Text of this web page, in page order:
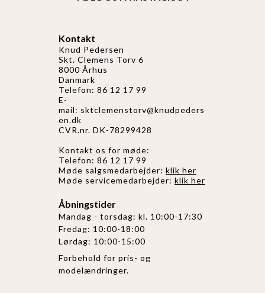
Kontakt
Knud Pedersen
Skt. Clemens Torv 6
8000 Århus
Danmark
Telefon: 86 12 17 99
E-
mail: sktclemenstorv@knudpeders
en.dk
CVR.nr. DK-78299428
Kontakt os for møde:
Telefon: 86 12 17 99
Møde salgsmedarbejder: klik her
Møde servicemedarbejder: klik her
Åbningstider
Mandag - torsdag: kl. 10:00-17:30
Fredag: 10:00-18:00
Lørdag: 10:00-15:00
Forbehold for pris- og
modelændringer.